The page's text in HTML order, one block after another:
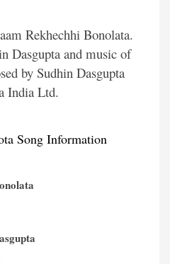
Rekhechhi Bonolata.
Dasgupta and music of
by Sudhin Dasgupta
India Ltd.
Song Information